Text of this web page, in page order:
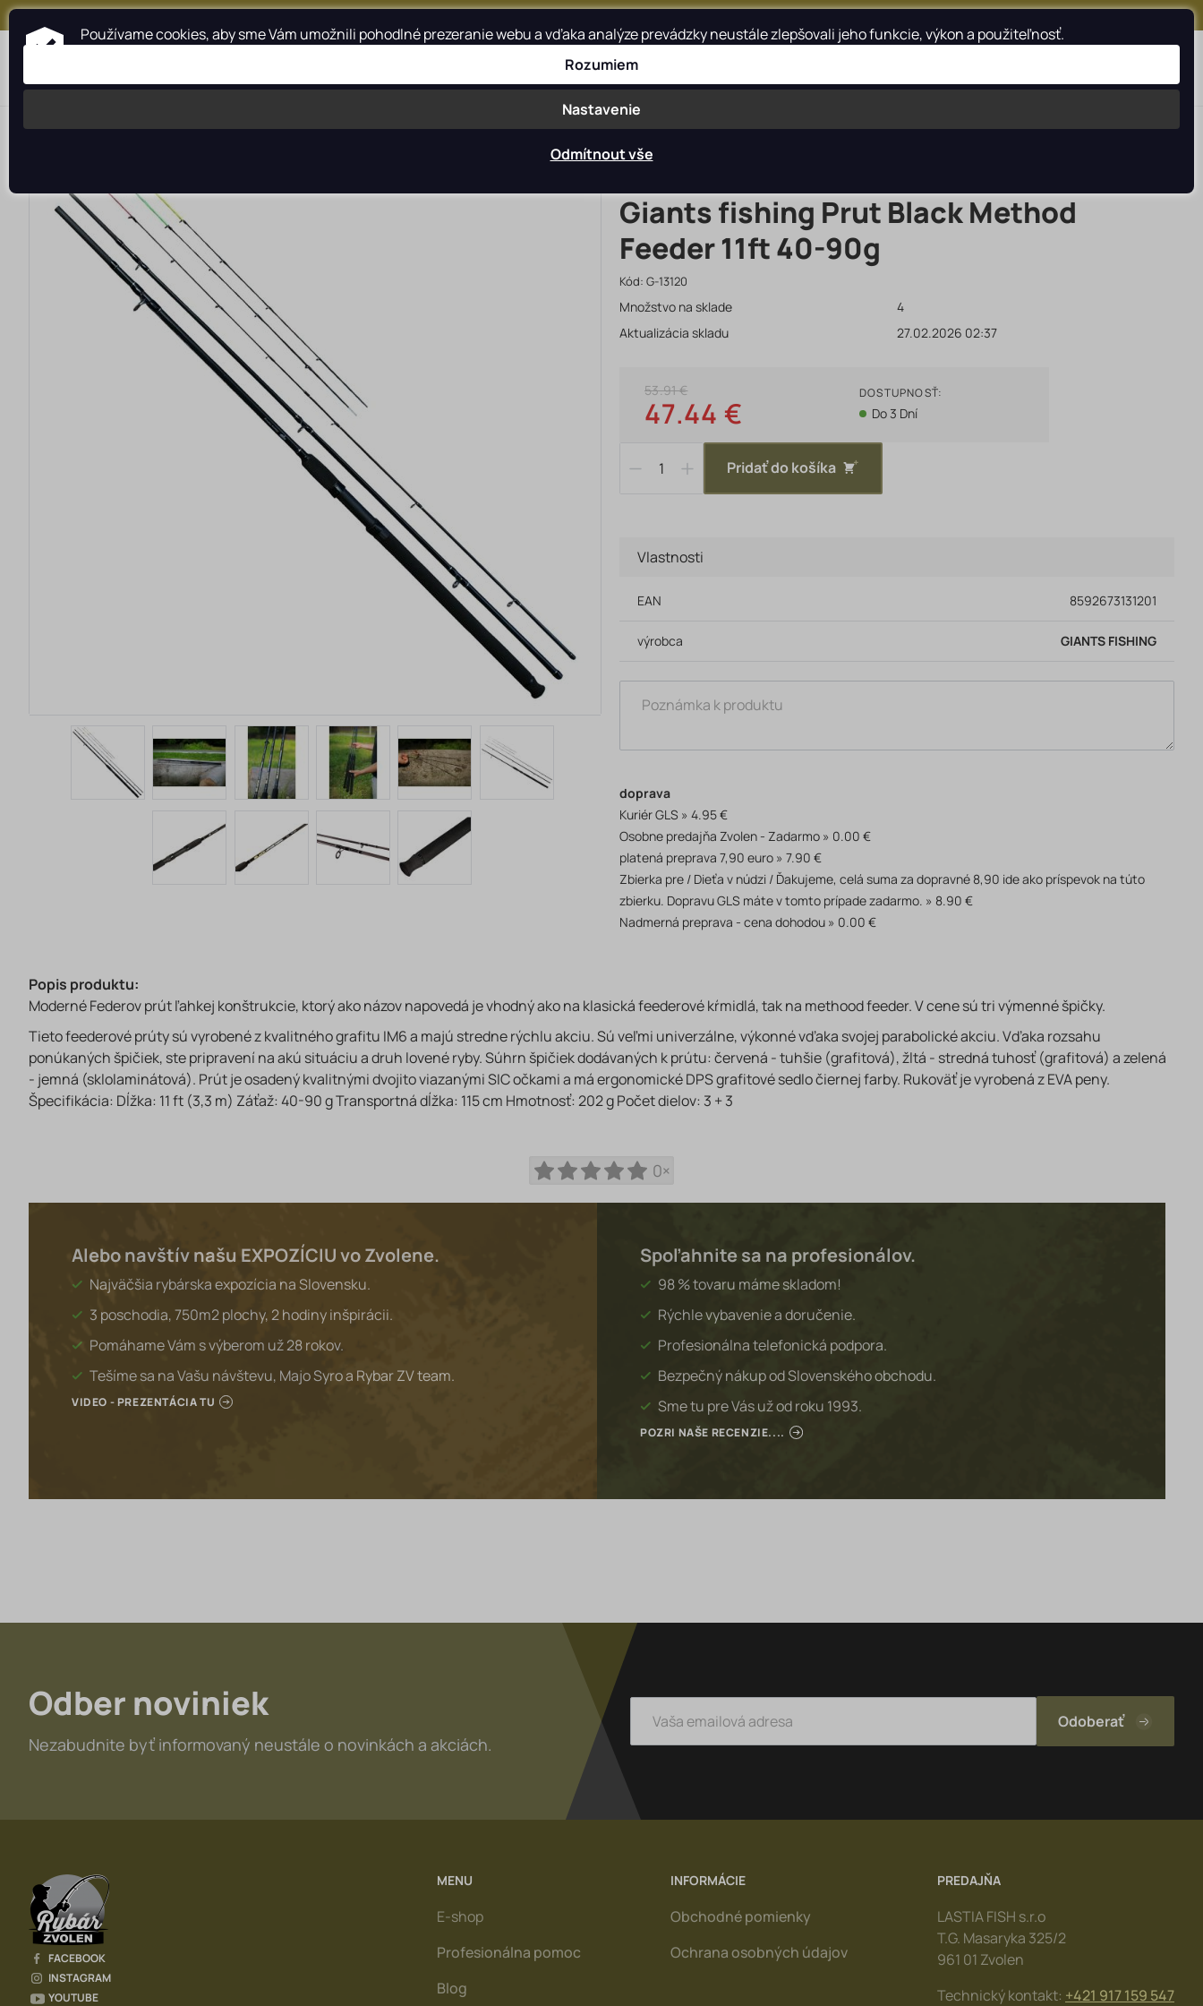
+421 917 159 547
> > > >
Giants fishing Prut Black Method
Feeder 11ft 40-90g
Kód: G-13120
Množstvo na sklade
4
Aktualizácia skladu
27.02.2026 02:37
53.91 €
47.44 €
DOSTUPNOSŤ:
Do 3 Dní
Pridať do košíka
Vlastnosti
EAN 8592673131201
výrobca GIANTS FISHING
doprava
Kuriér GLS
4.95 €
Osobne predajňa Zvolen - Zadarmo
0.00 €
platená preprava 7,90 euro
7.90 €
Zbierka pre / Dieťa v núdzi / Ďakujeme, celá suma za dopravné 8,90 ide ako príspevok na túto
zbierku. Dopravu GLS máte v tomto prípade zadarmo.
8.90 €
Nadmerná preprava - cena dohodou
0.00 €
Popis produktu:
Moderné Federov prút ľahkej konštrukcie, ktorý ako názov napovedá je vhodný ako na klasická feederové kŕmidlá, tak na methood feeder. V cene sú tri výmenné špičky.
Tieto feederové prúty sú vyrobené z kvalitného grafitu IM6 a majú stredne rýchlu akciu. Sú veľmi univerzálne, výkonné vďaka svojej parabolické akciu. Vďaka rozsahu
ponúkaných špičiek, ste pripravení na akú situáciu a druh lovené ryby. Súhrn špičiek dodávaných k prútu: červená - tuhšie (grafitová), žltá - stredná tuhosť (grafitová) a zelená
- jemná (sklolaminátová). Prút je osadený kvalitnými dvojito viazanými SIC očkami a má ergonomické DPS grafitové sedlo čiernej farby. Rukoväť je vyrobená z EVA peny.
Špecifikácia: Dĺžka: 11 ft (3,3 m) Záťaž: 40-90 g Transportná dĺžka: 115 cm Hmotnosť: 202 g Počet dielov: 3 + 3
0×
Alebo navštív našu EXPOZÍCIU vo Zvolene.
Najväčšia rybárska expozícia na Slovensku.
3 poschodia, 750m2 plochy, 2 hodiny inšpirácii.
Pomáhame Vám s výberom už 28 rokov.
Tešíme sa na Vašu návštevu, Majo Syro a Rybar ZV team.
VIDEO - PREZENTÁCIA TU
Spoľahnite sa na profesionálov.
98 % tovaru máme skladom!
Rýchle vybavenie a doručenie.
Profesionálna telefonická podpora.
Bezpečný nákup od Slovenského obchodu.
Sme tu pre Vás už od roku 1993.
POZRI NAŠE RECENZIE....
Odber noviniek
Nezabudnite byť informovaný neustále o novinkách a akciách.
FACEBOOK
INSTAGRAM
YOUTUBE
MENU
E-shop
Profesionálna pomoc
Blog
INFORMÁCIE
Obchodné pomienky
Ochrana osobných údajov
PREDAJŇA
LASTIA FISH s.r.o
T.G. Masaryka 325/2
961 01 Zvolen
Technický kontakt: +421 917 159 547
Používame cookies, aby sme Vám umožnili pohodlné prezeranie webu a vďaka analýze prevádzky neustále zlepšovali jeho funkcie, výkon a použiteľnosť.
Rozumiem
Nastavenie
Odmítnout vše